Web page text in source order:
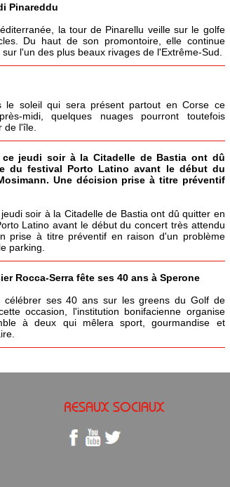
Pinareddu
la tour de Pinarellu veille sur le golfe
Du haut de son promontoire, elle continue
l'un des plus beaux rivages de l'Extrême-Sud.
le soleil qui sera présent partout en Corse ce
midi, quelques nuages pourront toutefois
de l'île.
ce jeudi soir à la Citadelle de Bastia ont dû
du festival Porto Latino avant le début du
Une décision prise à titre préventif
soir à la Citadelle de Bastia ont dû quitter en
Latino avant le début du concert très attendu
prise à titre préventif en raison d'un problème
parking.
Rocca-Serra fête ses 40 ans à Sperone
célébrer ses 40 ans sur les greens du Golf de
occasion, l'institution bonifacienne organise
à deux qui mêlera sport, gourmandise et
RESAUX SOCIAUX